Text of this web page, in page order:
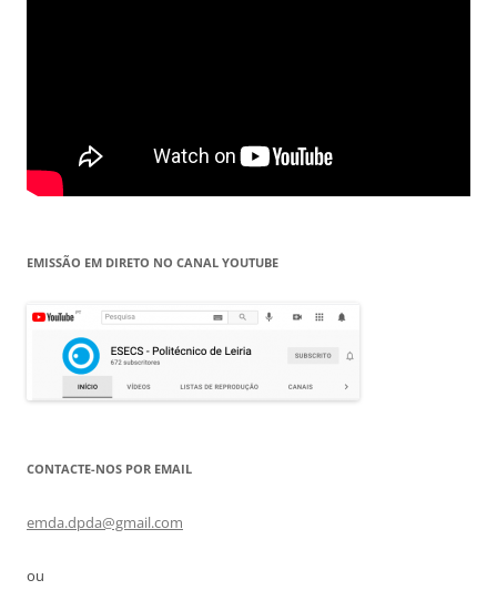
EMISSÃO EM DIRETO NO CANAL YOUTUBE
CONTACTE-NOS POR EMAIL
emda.dpda@gmail.com
ou